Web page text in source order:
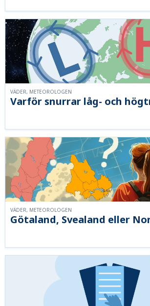
Varför snurrar låg- och
VÄDER, METEOROLOGEN
Götaland, Svealand eller
VÄDER, METEOROLOGEN